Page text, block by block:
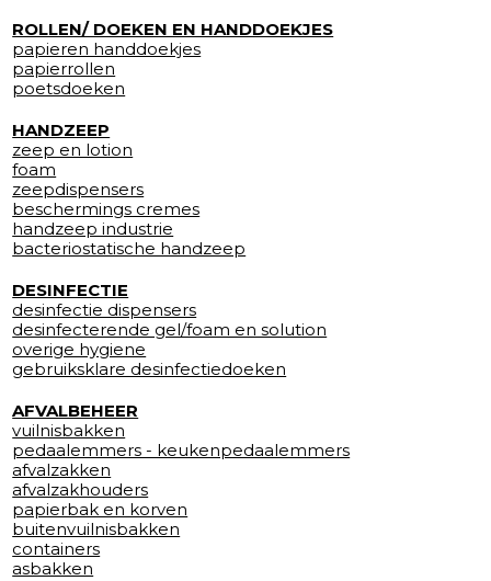
ROLLEN/ DOEKEN EN HANDDOEKJES
papieren handdoekjes
papierrollen
poetsdoeken
HANDZEEP
zeep en lotion
foam
zeepdispensers
beschermings cremes
handzeep industrie
bacteriostatische handzeep
DESINFECTIE
desinfectie dispensers
desinfecterende gel/foam en solution
overige hygiene
gebruiksklare desinfectiedoeken
AFVALBEHEER
vuilnisbakken
pedaalemmers - keukenpedaalemmers
afvalzakken
afvalzakhouders
papierbak en korven
buitenvuilnisbakken
containers
asbakken